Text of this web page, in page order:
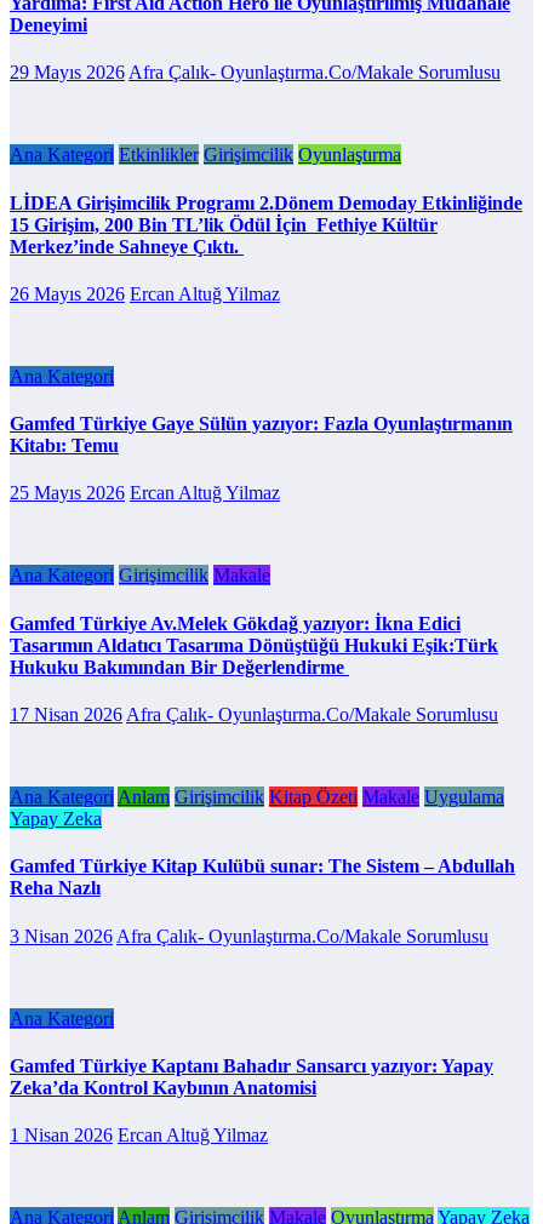
Deneyimi
29 Mayıs 2026Afra Çalık- Oyunlaştırma.Co/Makale Sorumlusu
Ana Kategori Etkinlikler Girişimcilik Oyunlaştırma
LİDEA Girişimcilik Programı 2.Dönem Demoday Etkinliğinde
15 Girişim, 200 Bin TL’lik Ödül İçin Fethiye Kültür
Merkez’inde Sahneye Çıktı.
26 Mayıs 2026 Ercan Altuğ Yilmaz
Ana Kategori
Gamfed Türkiye Gaye Sülün yazıyor: Fazla Oyunlaştırmanın
Kitabı: Temu
25 Mayıs 2026 Ercan Altuğ Yilmaz
Ana Kategori Girişimcilik Makale
Gamfed Türkiye Av.Melek Gökdağ yazıyor: İkna Edici
Tasarımın Aldatıcı Tasarıma Dönüştüğü Hukuki Eşik:Türk
Hukuku Bakımından Bir Değerlendirme
17 Nisan 2026 Afra Çalık- Oyunlaştırma.Co/Makale Sorumlusu
Ana Kategori Anlam Girişimcilik Kitap Özeti Makale Uygulama
Yapay Zeka
Gamfed Türkiye Kitap Kulübü sunar: The Sistem – Abdullah
Reha Nazlı
3 Nisan 2026 Afra Çalık- Oyunlaştırma.Co/Makale Sorumlusu
Ana Kategori
Gamfed Türkiye Kaptanı Bahadır Sansarcı yazıyor: Yapay
Zeka’da Kontrol Kaybının Anatomisi
1 Nisan 2026 Ercan Altuğ Yilmaz
Ana Kategori Anlam Girişimcilik Makale Oyunlaştırma Yapay Zeka